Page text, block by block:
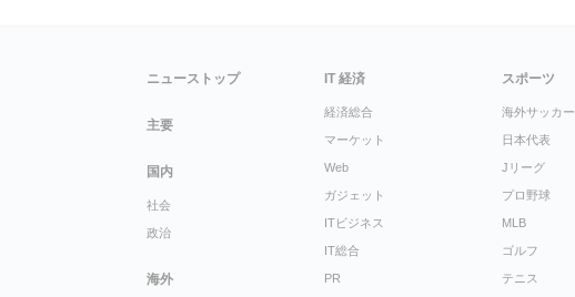
ニューストップ
主要
国内
社会
政治
海外
IT 経済
経済総合
マーケット
Web
ガジェット
ITビジネス
IT総合
PR
スポーツ
海外サッカー
日本代表
Jリーグ
プロ野球
MLB
ゴルフ
テニス